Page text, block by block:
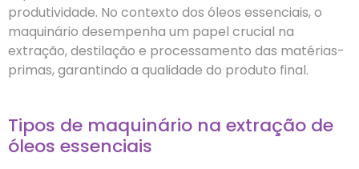
produtividade. No contexto dos óleos essenciais, o
maquinário desempenha um papel crucial na
extração, destilação e processamento das matérias-
primas, garantindo a qualidade do produto final.
Tipos de maquinário na extração de
óleos essenciais